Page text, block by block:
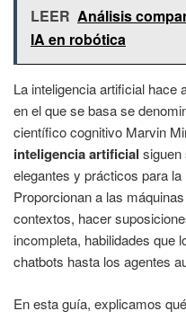
LEER Análisis
IA en robótica
La inteligencia artificial hace
en el que se basa se
científico cognitivo Marvin
inteligencia artificial siguen
elegantes y prácticos para
Proporcionan a las
contextos, hacer
incompleta, habilidades que
chatbots hasta los agentes
En esta guía, explicamos